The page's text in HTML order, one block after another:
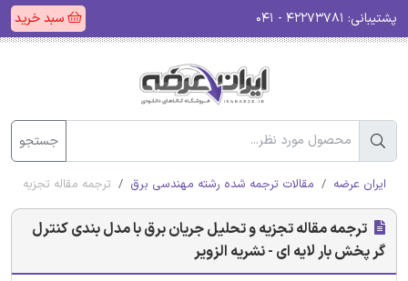
پشتیبانی: سبد خرید
جستجو
ایران عرضه مقالات ترجمه شده رشته مهندسی برق ترجمه مقاله تجزیه و
ترجمه مقاله تجزیه و تحلیل جریان برق با مدل بندی کنترل
گر پخش بار لایه ای - نشریه الزویر